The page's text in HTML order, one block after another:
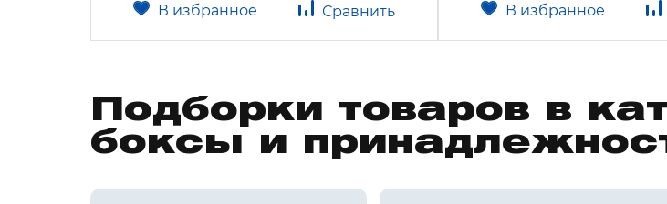
В избранное Сравнить В избранное
Подборки товаров в
боксы и